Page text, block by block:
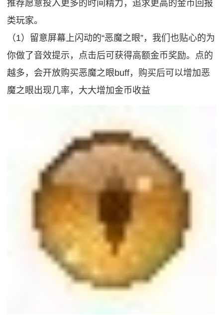
推荐愿意投入更多的时间精力，追求更高的金币回报
类玩家。
（1）留意屏幕上闪动的“恶魔之眼”，我们也贴心的为
你做了音效提示，点击后可获得高额金币奖励。点的
越多，会开放购买恶魔之眼buff，购买后可以增加恶
魔之眼出现几率，大大增加金币收益